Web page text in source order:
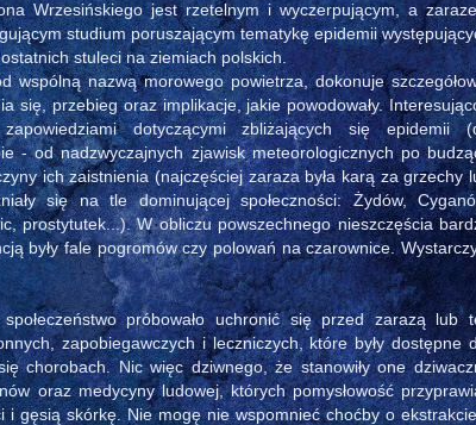
Wrzesińskiego jest rzetelnym i wyczerpującym, a
studium poruszającym tematykę epidemii
stuleci na ziemiach polskich.
nazwą morowego powietrza, dokonuje
się, przebieg oraz implikacje, jakie powodowały.
dotyczącymi zbliżających się epidemii
- od nadzwyczajnych zjawisk meteorologicznych po
ich zaistnienia (najczęściej zaraza była karą za grzechy
się na tle dominującej społeczności: Żydów,
prostytutek...). W obliczu powszechnego nieszczęścia
były fale pogromów czy polowań na czarownice.
próbowało uchronić się przed zarazą lub
zapobiegawczych i leczniczych, które były dostępne
chorobach. Nic więc dziwnego, że stanowiły one
oraz medycyny ludowej, których pomysłowość
i gęsią skórkę. Nie mogę nie wspomnieć choćby o